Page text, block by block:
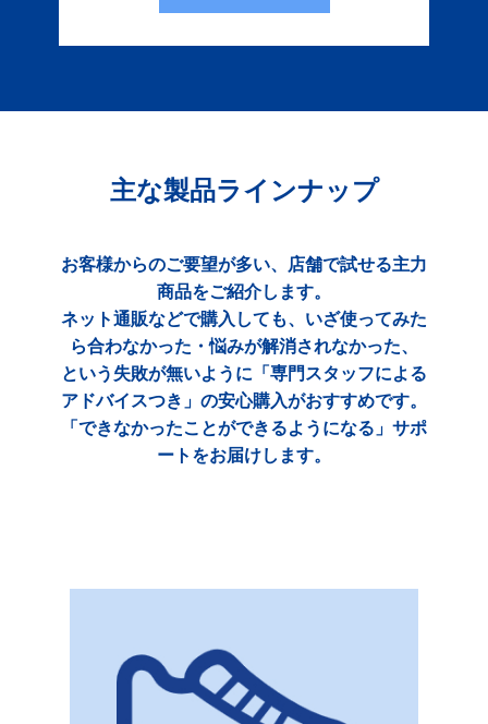
主な製品ラインナップ
お客様からのご要望が多い、店舗で試せる主力
商品をご紹介します。
ネット通販などで購入しても、いざ使ってみた
ら合わなかった・悩みが解消されなかった、
という失敗が無いように「専門スタッフによる
アドバイスつき」の安心購入がおすすめです。
「できなかったことができるようになる」サポ
ートをお届けします。